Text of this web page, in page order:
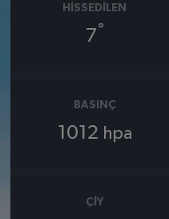
HISSEDILEN
7°
BASINÇ
1012 hpa
ÇIY